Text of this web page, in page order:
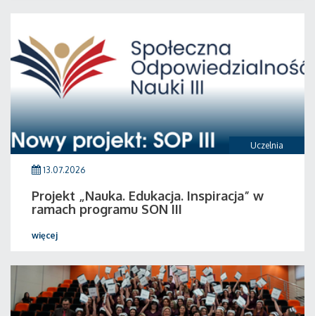
Uczelnia
13.07.2026
Projekt „Nauka. Edukacja. Inspiracja” w
ramach programu SON III
więcej